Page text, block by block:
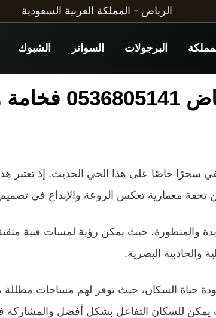
الرياض - المملكة العربية السعودية
البرجولات السواتر الشبوك
سحرًا خاصًا على هذا الحي الحديث. إذ تعتبر
معمارية تعكس الروعة والإبداع في تصميم
والمتطورة، حيث يمكن رؤية لمسات فنية
والجاذبية البصرية.
السكان، حيث توفر لهم مساحات مظللة
يمكن للسكان التفاعل بشكل أفضل والمشاركة